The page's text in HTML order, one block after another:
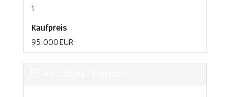
1
Kaufpreis
95.000 EUR